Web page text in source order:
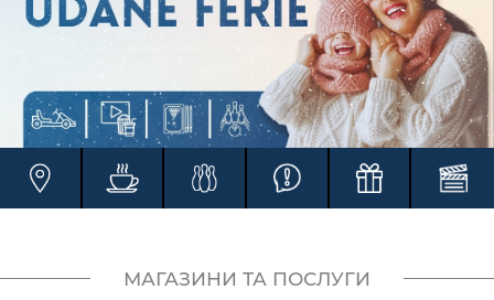
МАГАЗИНИ ТА ПОСЛУГИ